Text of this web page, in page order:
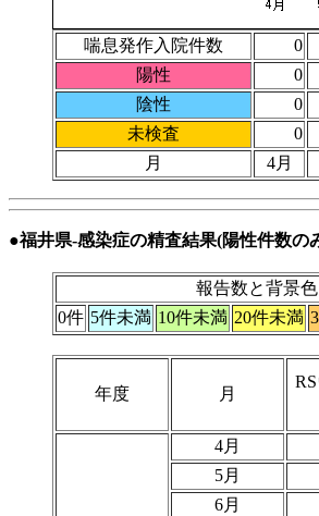
喘息発作入院件数 0
陽性
0
陰性
0
未検査
0
月
4月
●福井県-感染症の精査結果(陽性件数の
報告数と背景色
0件 5件未満 10件未満 20件未満
年度 月
4月
5月
6月